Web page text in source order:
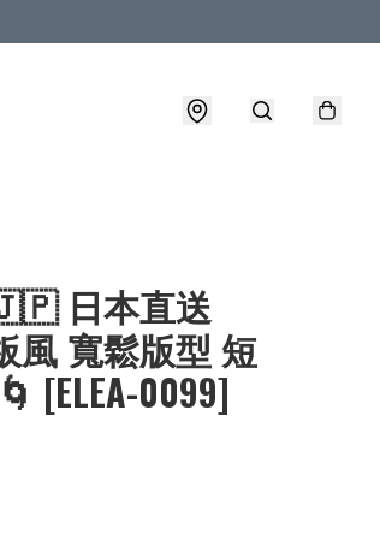
🇯🇵 日本直送
風 寬鬆版型 短
[ELEA-0099]